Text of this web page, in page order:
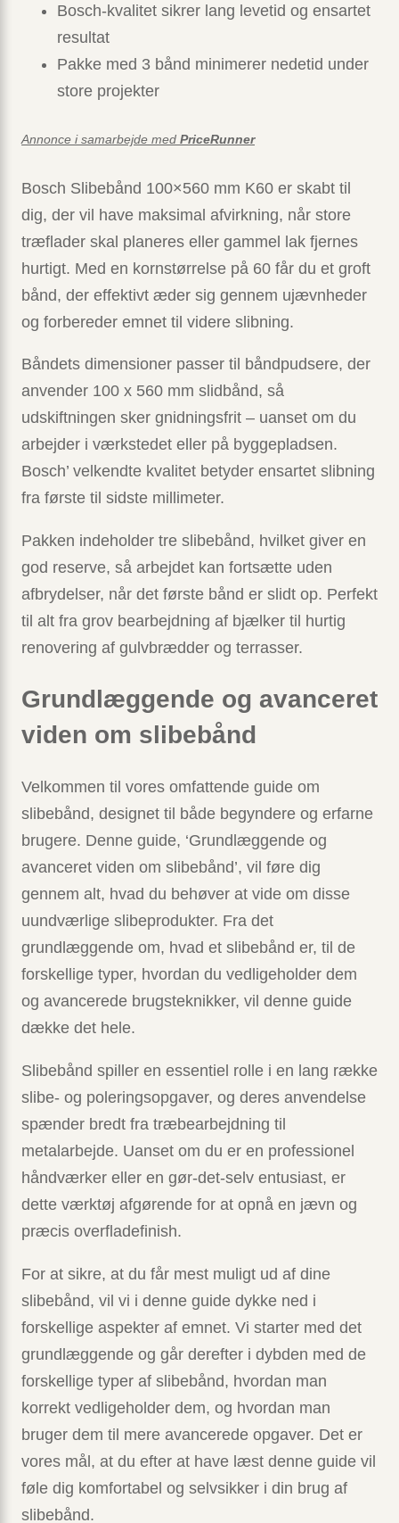
Bosch-kvalitet sikrer lang levetid og ensartet
resultat
Pakke med 3 bånd minimerer nedetid under
store projekter
Annonce i samarbejde med PriceRunner
Bosch Slibebånd 100×560 mm K60 er skabt til
dig, der vil have maksimal afvirkning, når store
træflader skal planeres eller gammel lak fjernes
hurtigt. Med en kornstørrelse på 60 får du et groft
bånd, der effektivt æder sig gennem ujævnheder
og forbereder emnet til videre slibning.
Båndets dimensioner passer til båndpudsere, der
anvender 100 x 560 mm slidbånd, så
udskiftningen sker gnidningsfrit – uanset om du
arbejder i værkstedet eller på byggepladsen.
Bosch’ velkendte kvalitet betyder ensartet slibning
fra første til sidste millimeter.
Pakken indeholder tre slibebånd, hvilket giver en
god reserve, så arbejdet kan fortsætte uden
afbrydelser, når det første bånd er slidt op. Perfekt
til alt fra grov bearbejdning af bjælker til hurtig
renovering af gulvbrædder og terrasser.
Grundlæggende og avanceret
viden om slibebånd
Velkommen til vores omfattende guide om
slibebånd, designet til både begyndere og erfarne
brugere. Denne guide, ‘Grundlæggende og
avanceret viden om slibebånd’, vil føre dig
gennem alt, hvad du behøver at vide om disse
uundværlige slibeprodukter. Fra det
grundlæggende om, hvad et slibebånd er, til de
forskellige typer, hvordan du vedligeholder dem
og avancerede brugsteknikker, vil denne guide
dække det hele.
Slibebånd spiller en essentiel rolle i en lang række
slibe- og poleringsopgaver, og deres anvendelse
spænder bredt fra træbearbejdning til
metalarbejde. Uanset om du er en professionel
håndværker eller en gør-det-selv entusiast, er
dette værktøj afgørende for at opnå en jævn og
præcis overfladefinish.
For at sikre, at du får mest muligt ud af dine
slibebånd, vil vi i denne guide dykke ned i
forskellige aspekter af emnet. Vi starter med det
grundlæggende og går derefter i dybden med de
forskellige typer af slibebånd, hvordan man
korrekt vedligeholder dem, og hvordan man
bruger dem til mere avancerede opgaver. Det er
vores mål, at du efter at have læst denne guide vil
føle dig komfortabel og selvsikker i din brug af
slibebånd.